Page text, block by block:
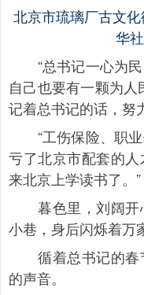
北京市琉璃厂古文
华
“总书记一心为民
自己也要有一颗为人
记着总书记的话，努
“工伤保险、职业
亏了北京市配套的
来北京上学读书了。”
暮色里，刘阔开
小巷，身后闪烁着万
循着总书记的春
的声音。